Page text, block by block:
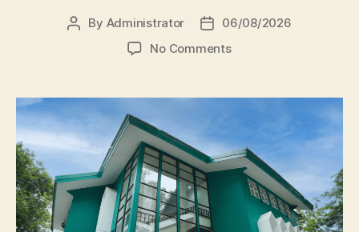
Post
By Administrator
Post
date
06/08/2026
No Commentson
Terpilih
Rumah
KPDI
XIX
Tahun
2028